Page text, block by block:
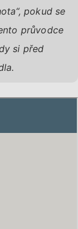
pokud se
průvodce
si před